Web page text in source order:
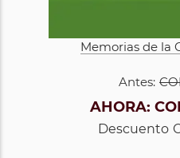
Memorias de la
Antes:
AHORA:
Descuento